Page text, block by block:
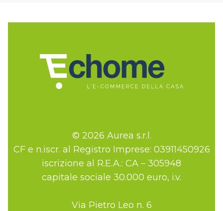
© 2026 Aurea s.r.l.
CF e n.iscr. al Registro Imprese: 03911450926
iscrizione al R.E.A.: CA – 305948
capitale sociale 30.000 euro, i.v.
Via Pietro Leo n. 6